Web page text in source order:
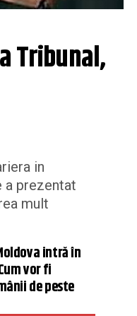
Tribunal,
in
a prezentat
mult
intră în
vor fi
de peste